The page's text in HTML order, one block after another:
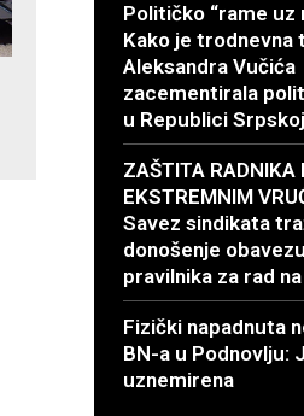
Političko “rame uz
Kako je trodnevna
Aleksandra Vučića
zacementirala
u Republici
ZAŠTITA RADNIKA
EKSTREMNIM
Savez sindikata
donošenje
pravilnika za rad
Fizički napadnuta
BN-a u Podnovlju:
uznemirena